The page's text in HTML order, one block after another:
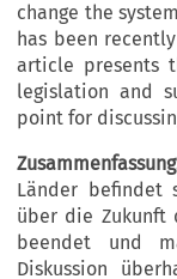
change the
has been
article presents
legislation and
point for
Länder befindet
über die Zukunft
beendet und
Diskussion